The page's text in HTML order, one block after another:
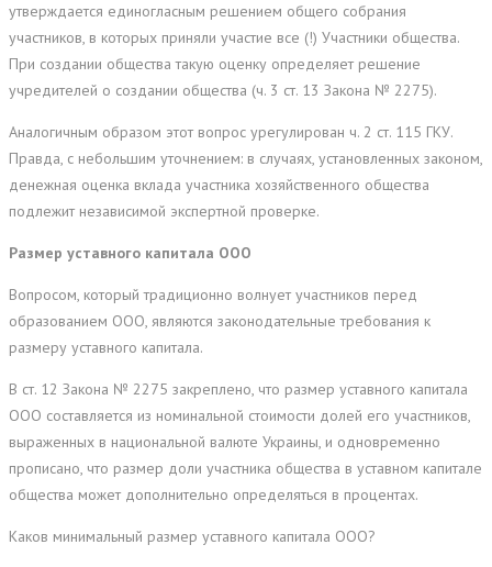
утверждается единогласным решением общего собрания
участников, в которых приняли участие все (!) Участники общества.
При создании общества такую ​​оценку определяет решение
учредителей о создании общества (ч. 3 ст. 13 Закона № 2275).
Аналогичным образом этот вопрос урегулирован ч. 2 ст. 115 ГКУ.
Правда, с небольшим уточнением: в случаях, установленных законом,
денежная оценка вклада участника хозяйственного общества
подлежит независимой экспертной проверке.
Размер уставного капитала ООО
Вопросом, который традиционно волнует участников перед
образованием ООО, являются законодательные требования к
размеру уставного капитала.
В ст. 12 Закона № 2275 закреплено, что размер уставного капитала
ООО составляется из номинальной стоимости долей его участников,
выраженных в национальной валюте Украины, и одновременно
прописано, что размер доли участника общества в уставном капитале
общества может дополнительно определяться в процентах.
Каков минимальный размер уставного капитала ООО?